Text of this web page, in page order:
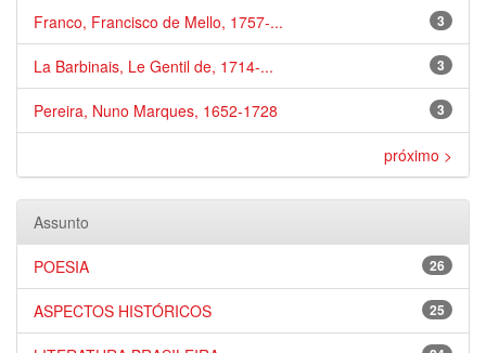
3
Franco, Francisco de Mello, 1757-...
3
La Barbinais, Le Gentil de, 1714-...
3
Pereira, Nuno Marques, 1652-1728
próximo >
Assunto
26
POESIA
25
ASPECTOS HISTÓRICOS